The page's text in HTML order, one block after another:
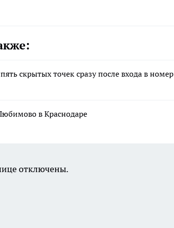
скрытых точек сразу после входа в номер
в Краснодаре
отключены.